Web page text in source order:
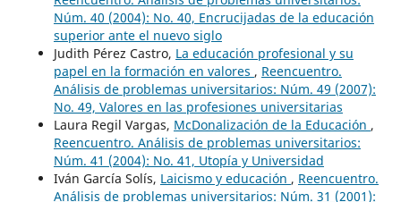
Núm. 40 (2004): No. 40, Encrucijadas de la educación
superior ante el nuevo siglo
Judith Pérez Castro, La educación profesional y su
papel en la formación en valores , Reencuentro.
Análisis de problemas universitarios: Núm. 49 (2007):
No. 49, Valores en las profesiones universitarias
Laura Regil Vargas, McDonalización de la Educación ,
Reencuentro. Análisis de problemas universitarios:
Núm. 41 (2004): No. 41, Utopía y Universidad
Iván García Solís, Laicismo y educación , Reencuentro.
Análisis de problemas universitarios: Núm. 31 (2001):